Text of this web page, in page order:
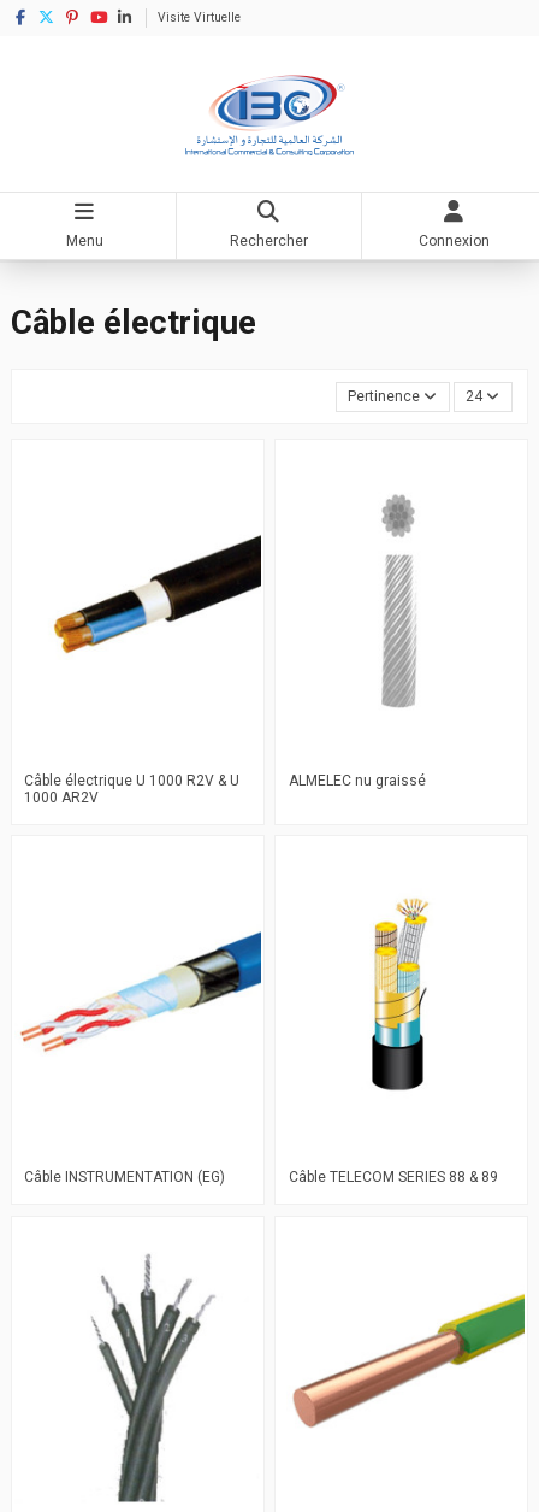
Visite Virtuelle
Menu Rechercher Connexion
Matériel électrique Câble électrique
Câble électrique
Pertinence 24
Câble électrique U 1000 R2V & U
1000 AR2V
ALMELEC nu graissé
Câble INSTRUMENTATION (EG) Câble TELECOM SERIES 88 & 89